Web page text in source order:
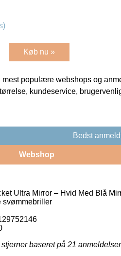
Køb nu »
populære webshops og
kundeservice,
Bedst
Webshop
Ultra Mirror – Hvid Med Blå
svømmebriller
baseret på 21 anmeldelser